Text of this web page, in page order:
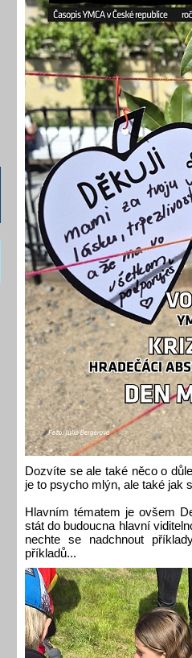
Dozvíte se ale také něco o
je to psycho mlýn, ale také jak
Hlavním tématem je ovšem
stát do budoucna hlavní
nechte se nadchnout
příkladů...